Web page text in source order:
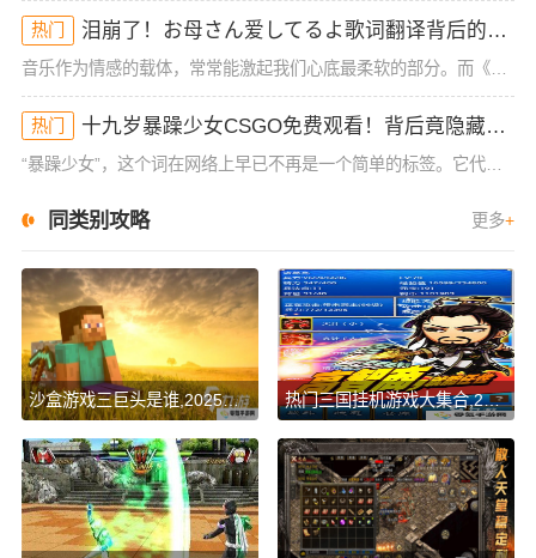
热门 泪崩了！お母さん爱してるよ歌词翻译背后的深情秘密！你可能从未注意到的细节
热门 十九岁暴躁少女CSGO免费观看！背后竟隐藏着这些真相！
“暴躁少女”，这个词在网络上早已不再是一个简单的标签。它代表了年轻一代复杂的情感状态和心理表现。对于很多十九岁的少女来说，成长过程中充满了压力和挑战。而最近，一位十九岁暴躁少女在CSGO游戏中的表现引
同类别攻略 更多+
沙盒游戏三巨头是谁,2025热门沙盒手游推荐 热门三国挂机游戏大集合,2025盘点好玩之作